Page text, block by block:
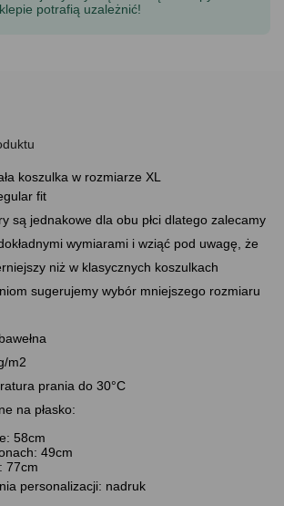
potrafią uzależnić!
koszulka w rozmiarze XL
fit
są jednakowe dla obu płci dlatego zalecamy
wymiarami i wziąć pod uwagę, że
niż w klasycznych koszulkach
sugerujemy wybór mniejszego rozmiaru
m2
prania do 30°C
na płasko:
58cm
49cm
77cm
personalizacji: nadruk